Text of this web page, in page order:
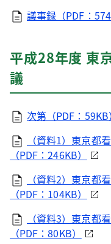
議事録（PDF：
平成28年度 東
議
次第（PDF：59KB）
（資料1）東京都
（PDF：246KB）
（資料2）東京都
（PDF：104KB）
（資料3）東京都
（PDF：80KB）